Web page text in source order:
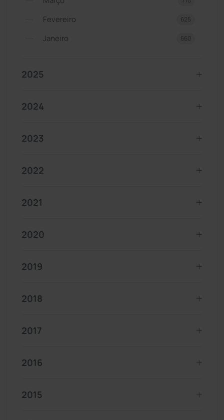
Fevereiro 625
Janeiro 660
2025
2024
2023
2022
2021
2020
2019
2018
2017
2016
2015